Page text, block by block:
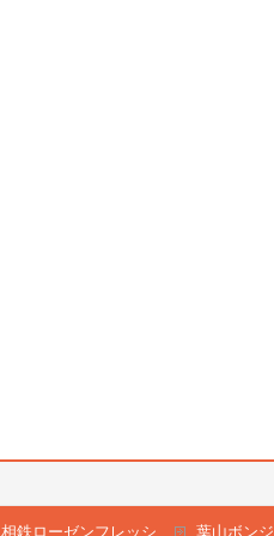
相鉄ローゼンフレッシ 葉山ボン